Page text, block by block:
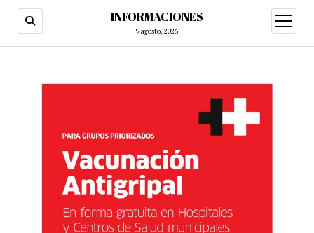
INFORMACIONES
9 agosto, 2026
abrir
menú